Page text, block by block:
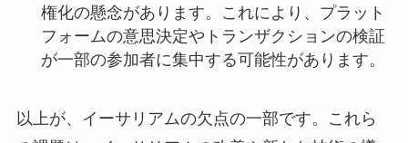
権化の懸念があります。これにより、プラット
フォームの意思決定やトランザクションの検証
が一部の参加者に集中する可能性があります。
以上が、イーサリアムの欠点の一部です。これら